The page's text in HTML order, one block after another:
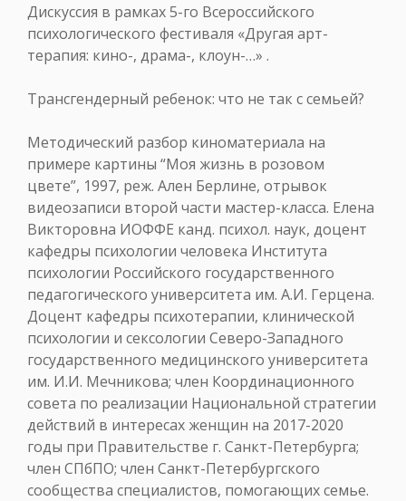
Дискуссия в рамках 5-го Всероссийского
психологического фестиваля «‎Другая арт-
терапия: кино-, драма-, клоун-…» .
Трансгендерный ребенок: что не так с семьей?
Методический разбор киноматериала на
примере картины “Моя жизнь в розовом
цвете”, 1997, реж. Ален Берлине, отрывок
видеозаписи второй части мастер-класса. Елена
Викторовна ИОФФЕ канд. психол. наук, доцент
кафедры психологии человека Института
психологии Российского государственного
педагогического университета им. А.И. Герцена.
Доцент кафедры психотерапии, клинической
психологии и сексологии Северо-Западного
государственного медицинского университета
им. И.И. Мечникова; член Координационного
совета по реализации Национальной стратегии
действий в интересах женщин на 2017-2020
годы при Правительстве г. Санкт-Петербурга;
член СПбПО; член Санкт-Петербургского
сообщества специалистов, помогающих семье.